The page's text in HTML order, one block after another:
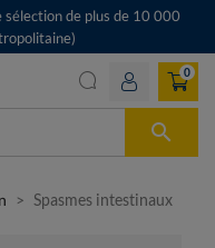
de plus de 10 000

0
Spasmes intestinaux